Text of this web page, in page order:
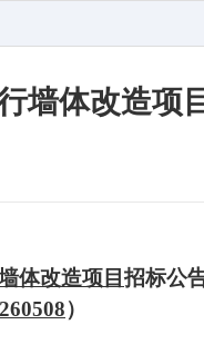
墙体改造项
体改造项目招标公
）